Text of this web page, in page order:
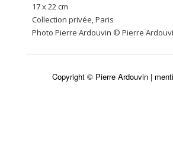
17 x 22 cm
Collection privée, Paris
Photo Pierre Ardouvin © Pierre
Copyright © Pierre Ardouvin |